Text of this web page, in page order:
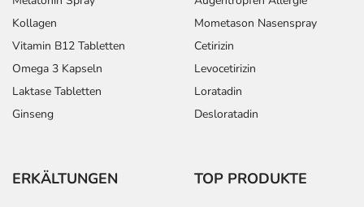
Kollagen
Vitamin B12 Tabletten
Omega 3 Kapseln
Laktase Tabletten
Ginseng
Mometason Nasenspray
Cetirizin
Levocetirizin
Loratadin
Desloratadin
ERKÄLTUNGEN TOP PRODUKTE